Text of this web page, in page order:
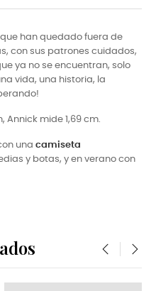
han quedado fuera de
con sus patrones cuidados,
ya no se encuentran, solo
vida, una historia, la
Annick mide 1,69 cm.
una camiseta
y botas, y en verano con